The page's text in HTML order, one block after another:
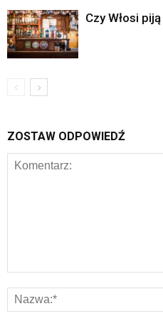
Czy Włosi
ZOSTAW ODPOWIEDŹ